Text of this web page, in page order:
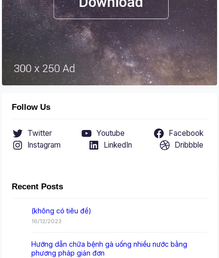
Follow Us
Twitter Youtube
Facebook
Instagram
LinkedIn Dribbble
Recent Posts
(không có tiêu đề)
16/12/2023
Hướng dẫn chữa bệnh gà uống nhiều nước bằng
phương pháp giản đơn